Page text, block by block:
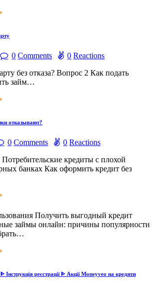
0 Comments 0 Reactions
без отказа? Вопрос 2 Как подать
займ…
отказывают?
0 Comments 0 Reactions
кредиты с плохой
банках Как оформить кредит без
Получить выгодный кредит
займы онлайн: причины популярности
Інструкція реєстрації ᐈ Акції Moneyveo на кредити